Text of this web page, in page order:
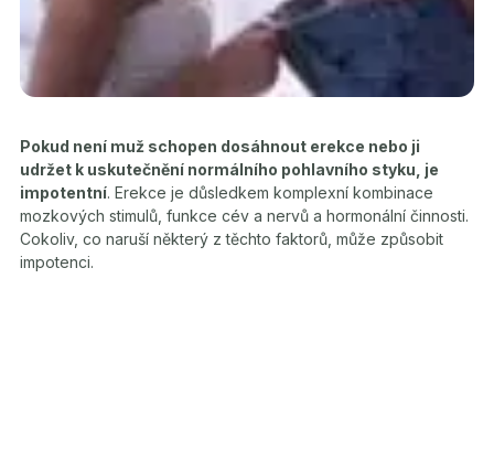
Pokud není muž schopen dosáhnout erekce nebo ji
udržet k uskutečnění normálního pohlavního styku, je
impotentní. Erekce je důsledkem komplexní kombinace
mozkových stimulů, funkce cév a nervů a hormonální činnosti.
Cokoliv, co naruší některý z těchto faktorů, může způsobit
impotenci.